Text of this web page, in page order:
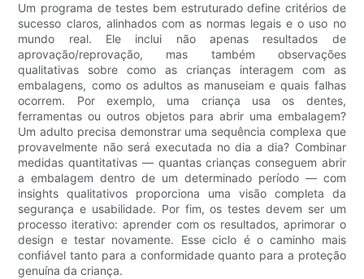
Um programa de testes bem estruturado define critérios de
sucesso claros, alinhados com as normas legais e o uso no
mundo real. Ele inclui não apenas resultados de
aprovação/reprovação, mas também observações
qualitativas sobre como as crianças interagem com as
embalagens, como os adultos as manuseiam e quais falhas
ocorrem. Por exemplo, uma criança usa os dentes,
ferramentas ou outros objetos para abrir uma embalagem?
Um adulto precisa demonstrar uma sequência complexa que
provavelmente não será executada no dia a dia? Combinar
medidas quantitativas — quantas crianças conseguem abrir
a embalagem dentro de um determinado período — com
insights qualitativos proporciona uma visão completa da
segurança e usabilidade. Por fim, os testes devem ser um
processo iterativo: aprender com os resultados, aprimorar o
design e testar novamente. Esse ciclo é o caminho mais
confiável tanto para a conformidade quanto para a proteção
genuína da criança.